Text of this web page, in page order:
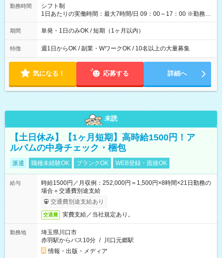
間】試用期間なし
勤務時間
シフト制
1日あたりの実働時間：最大7時間/日 09：00～17：00 ※勤務時
間は 試験により異なります。
期間 単発・1日のみOK / 短期（1ヶ月以内）
特徴 週1日からOK / 副業・WワークOK / 10名以上の大量募集
気になる！ 応募する 詳細へ
未読
【土日休み】【1ヶ月短期】高時給1500円！ア
ルバムの中身チェック・梱包
派遣 職種未経験OK ブランクOK WEB登録・面接OK
給与
時給1500円／月収例：252,000円＝1,500円×8時間×21日勤務の
場合＋交通費別途支給
交通費別途支給あり
交通費 実費支給／当社規定あり。
勤務地
埼玉県川口市
赤羽駅からバス10分 / 川口元郷駅
情報・出版・メディア